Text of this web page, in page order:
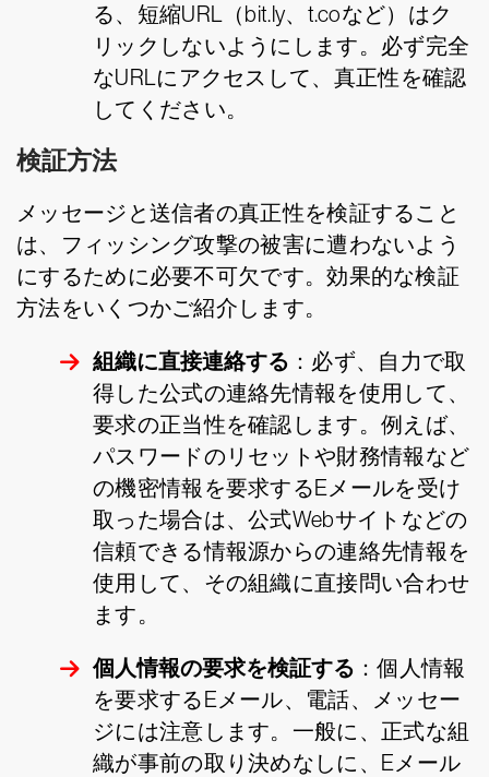
る、短縮URL（bit.ly、t.coなど）はク
リックしないようにします。必ず完全
なURLにアクセスして、真正性を確認
してください。
検証方法
メッセージと送信者の真正性を検証すること
は、フィッシング攻撃の被害に遭わないよう
にするために必要不可欠です。効果的な検証
方法をいくつかご紹介します。
組織に直接連絡する ：必ず、自力で取
得した公式の連絡先情報を使用して、
要求の正当性を確認します。例えば、
パスワードのリセットや財務情報など
の機密情報を要求するEメールを受け
取った場合は、公式Webサイトなどの
信頼できる情報源からの連絡先情報を
使用して、その組織に直接問い合わせ
ます。
個人情報の要求を検証する ：個人情報
を要求するEメール、電話、メッセー
ジには注意します。一般に、正式な組
織が事前の取り決めなしに、Eメール